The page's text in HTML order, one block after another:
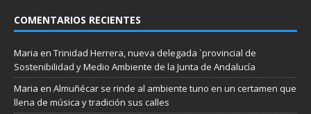
COMENTARIOS RECIENTES
Maria en Trinidad Herrera, nueva delegada `provincial de
Sostenibilidad y Medio Ambiente de la Junta de Andalucía
Maria en Almuñécar se rinde al ambiente tuno en un certamen que
llena de música y tradición sus calles